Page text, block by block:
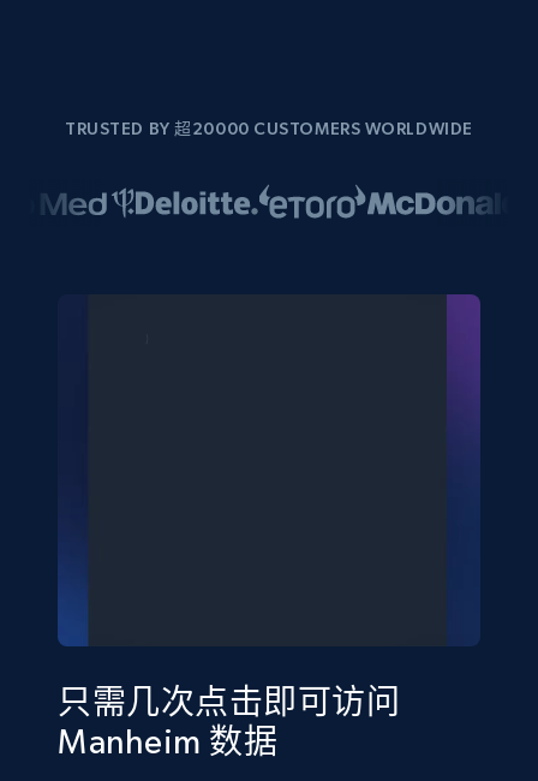
TRUSTED BY 超20000 CUSTOMERS WORLDWIDE
只需几次点击即可访问
Manheim 数据